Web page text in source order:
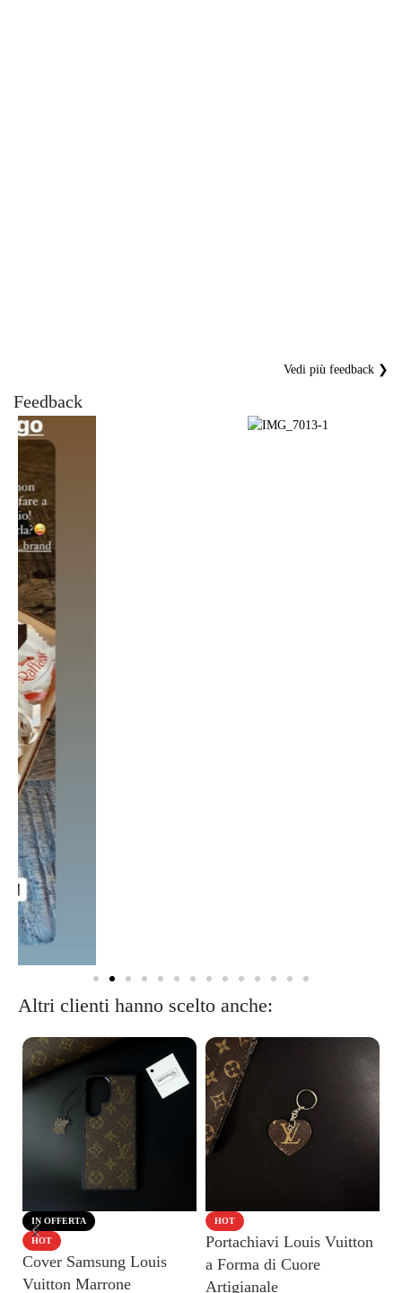
Feedback
Vedi più feedback ❯
Altri clienti hanno scelto anche:
IN OFFERTA
HOT
Cover Samsung Louis
Vuitton Marrone
HOT
Portachiavi Louis Vuitton
a Forma di Cuore
Artigianale